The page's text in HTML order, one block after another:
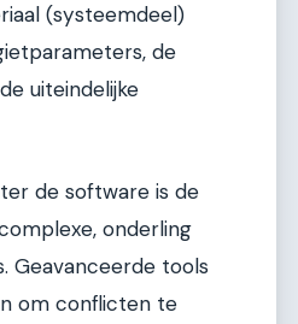
(systeemdeel)
de
uiteindelijke
de software is de
onderling
Geavanceerde tools
om conflicten te